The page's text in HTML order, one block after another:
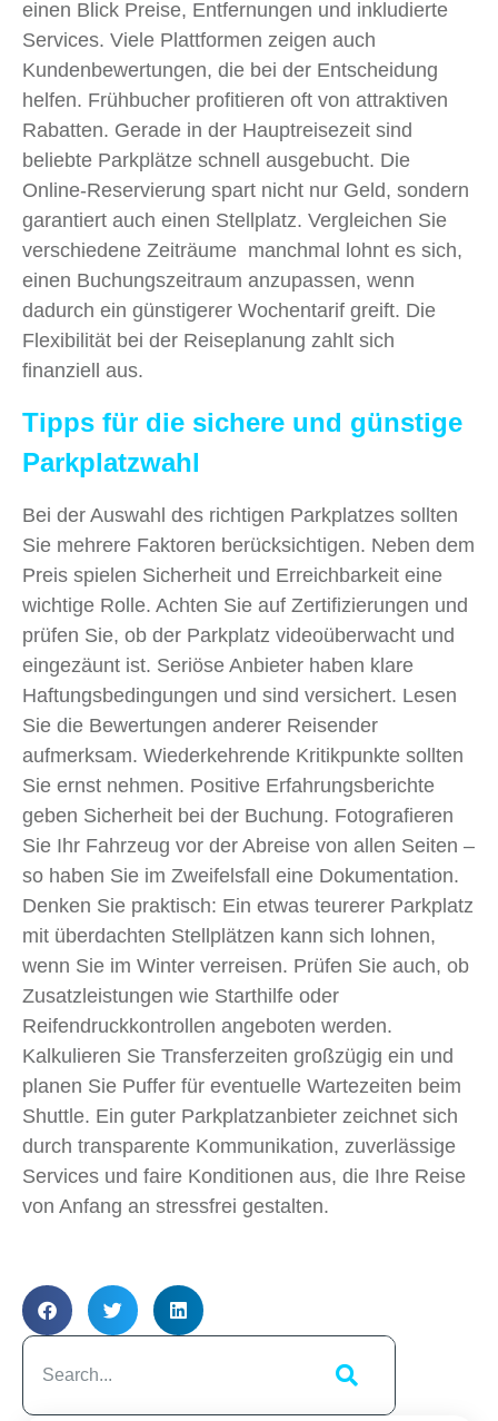
einen Blick Preise, Entfernungen und inkludierte
Services. Viele Plattformen zeigen auch
Kundenbewertungen, die bei der Entscheidung
helfen. Frühbucher profitieren oft von attraktiven
Rabatten. Gerade in der Hauptreisezeit sind
beliebte Parkplätze schnell ausgebucht. Die
Online-Reservierung spart nicht nur Geld, sondern
garantiert auch einen Stellplatz. Vergleichen Sie
verschiedene Zeiträume manchmal lohnt es sich,
einen Buchungszeitraum anzupassen, wenn
dadurch ein günstigerer Wochentarif greift. Die
Flexibilität bei der Reiseplanung zahlt sich
finanziell aus.
Tipps für die sichere und günstige
Parkplatzwahl
Bei der Auswahl des richtigen Parkplatzes sollten
Sie mehrere Faktoren berücksichtigen. Neben dem
Preis spielen Sicherheit und Erreichbarkeit eine
wichtige Rolle. Achten Sie auf Zertifizierungen und
prüfen Sie, ob der Parkplatz videoüberwacht und
eingezäunt ist. Seriöse Anbieter haben klare
Haftungsbedingungen und sind versichert. Lesen
Sie die Bewertungen anderer Reisender
aufmerksam. Wiederkehrende Kritikpunkte sollten
Sie ernst nehmen. Positive Erfahrungsberichte
geben Sicherheit bei der Buchung. Fotografieren
Sie Ihr Fahrzeug vor der Abreise von allen Seiten –
so haben Sie im Zweifelsfall eine Dokumentation.
Denken Sie praktisch: Ein etwas teurerer Parkplatz
mit überdachten Stellplätzen kann sich lohnen,
wenn Sie im Winter verreisen. Prüfen Sie auch, ob
Zusatzleistungen wie Starthilfe oder
Reifendruckkontrollen angeboten werden.
Kalkulieren Sie Transferzeiten großzügig ein und
planen Sie Puffer für eventuelle Wartezeiten beim
Shuttle. Ein guter Parkplatzanbieter zeichnet sich
durch transparente Kommunikation, zuverlässige
Services und faire Konditionen aus, die Ihre Reise
von Anfang an stressfrei gestalten.